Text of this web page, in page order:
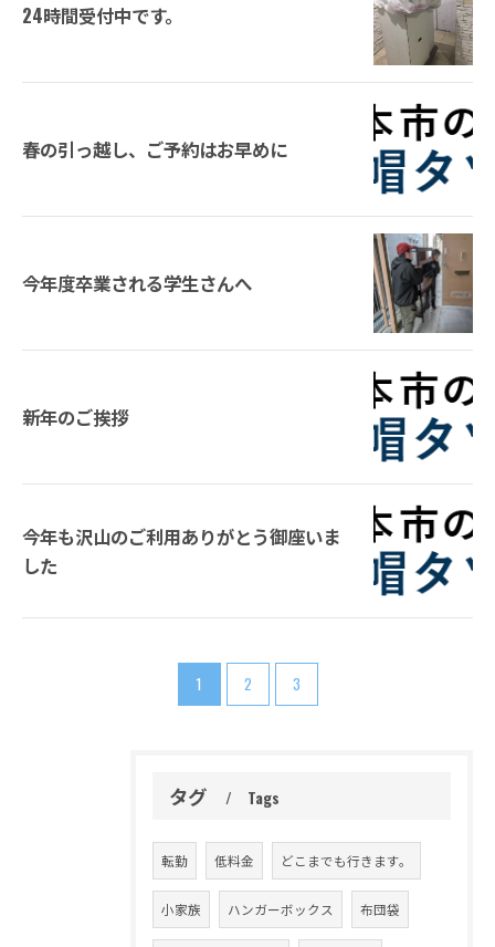
24時間受付中です。
春の引っ越し、ご予約はお早めに
今年度卒業される学生さんへ
新年のご挨拶
今年も沢山のご利用ありがとう御座いま
した
1 2 3
タグ Tags
転勤 低料金 どこまでも行きます。
小家族 ハンガーボックス 布団袋